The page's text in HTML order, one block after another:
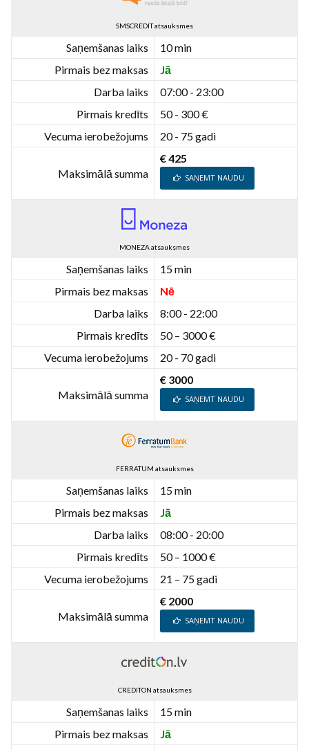
SMSCREDIT atsauksmes
Saņemšanas laiks
10 min
Pirmais bez maksas
Jā
Darba laiks
07:00 - 23:00
Pirmais kredīts
50 - 300 €
Vecuma ierobežojums
20 - 75 gadi
Maksimālā summa
€ 425
SAŅEMT NAUDU
MONEZA atsauksmes
Saņemšanas laiks
15 min
Pirmais bez maksas
Nē
Darba laiks
8:00 - 22:00
Pirmais kredīts
50 – 3000 €
Vecuma ierobežojums
20 - 70 gadi
Maksimālā summa
€ 3000
SAŅEMT NAUDU
FERRATUM atsauksmes
Saņemšanas laiks
15 min
Pirmais bez maksas
Jā
Darba laiks
08:00 - 20:00
Pirmais kredīts
50 – 1000 €
Vecuma ierobežojums
21 – 75 gadi
Maksimālā summa
€ 2000
SAŅEMT NAUDU
CREDITON atsauksmes
Saņemšanas laiks
15 min
Pirmais bez maksas
Jā